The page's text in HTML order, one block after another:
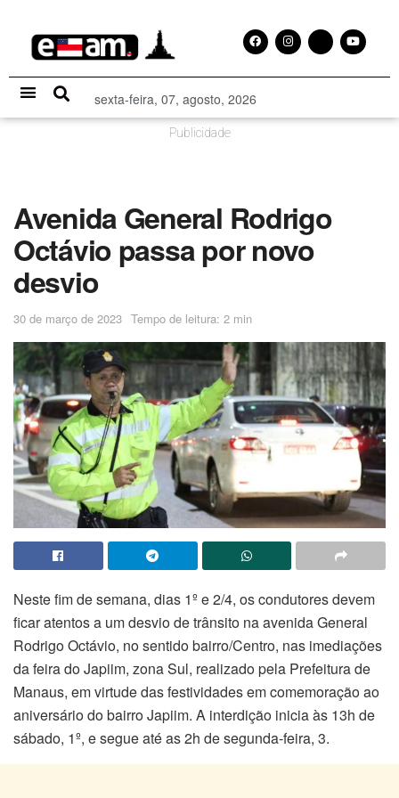
sexta-feira, 07, agosto, 2026
Publicidade
Avenida General Rodrigo
Octávio passa por novo
desvio
30 de março de 2023 Tempo de leitura: 2 min
Neste fim de semana, dias 1º e 2/4, os condutores devem
ficar atentos a um desvio de trânsito na avenida General
Rodrigo Octávio, no sentido bairro/Centro, nas imediações
da feira do Japiim, zona Sul, realizado pela Prefeitura de
Manaus, em virtude das festividades em comemoração ao
aniversário do bairro Japiim. A interdição inicia às 13h de
sábado, 1º, e segue até as 2h de segunda-feira, 3.